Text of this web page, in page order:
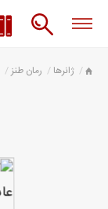
ژانرها رمان طنز